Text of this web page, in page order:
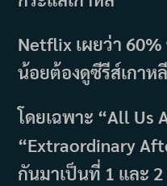
Netflix เผยว่า
น้อยต้องดูซีรีส์เกาห
โดยเฉพาะ “All Us
“Extraordinary
กันมาเป็นที่ 1 และ